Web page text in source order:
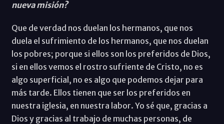
nueva misión?
Que de verdad nos duelan los hermanos, que nos
duela el sufrimiento de los hermanos, que nos duelan
los pobres; porque si ellos son los preferidos de Dios,
si en ellos vemos el rostro sufriente de Cristo, no es
algo superficial, no es algo que podemos dejar para
más tarde. Ellos tienen que ser los preferidos en
nuestra iglesia, en nuestra labor. Yo sé que, gracias a
Dios y gracias al trabajo de muchas personas, de